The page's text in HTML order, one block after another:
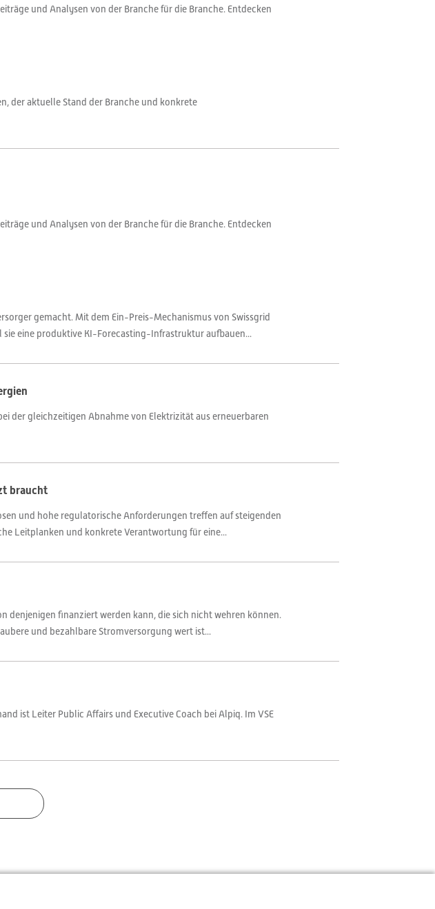
und Analysen von der Branche für die Branche. Entdecken
der aktuelle Stand der Branche und konkrete
und Analysen von der Branche für die Branche. Entdecken
gemacht. Mit dem Ein-Preis-Mechanismus von Swissgrid
sie eine produktive KI-Forecasting-Infrastruktur aufbauen...
der gleichzeitigen Abnahme von Elektrizität aus erneuerbaren
braucht
und hohe regulatorische Anforderungen treffen auf steigenden
Leitplanken und konkrete Verantwortung für eine...
denjenigen finanziert werden kann, die sich nicht wehren können.
und bezahlbare Stromversorgung wert ist...
ist Leiter Public Affairs und Executive Coach bei Alpiq. Im VSE